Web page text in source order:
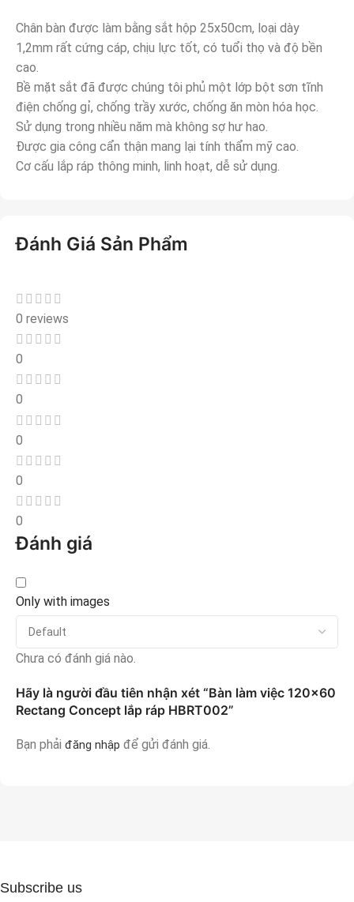
Chân bàn được làm bằng sắt hộp 25x50cm, loại dày
1,2mm rất cứng cáp, chịu lực tốt, có tuổi thọ và độ bền
cao.
Bề mặt sắt đã được chúng tôi phủ một lớp bột sơn tĩnh
điện chống gỉ, chống trầy xước, chống ăn mòn hóa học.
Sử dụng trong nhiều năm mà không sợ hư hao.
Được gia công cẩn thận mang lại tính thẩm mỹ cao.
Cơ cấu lắp ráp thông minh, linh hoạt, dễ sử dụng.
Đánh Giá Sản Phẩm
0 reviews
0
0
0
0
0
Đánh giá
Only with images
Chưa có đánh giá nào.
Hãy là người đầu tiên nhận xét “Bàn làm việc 120×60
Rectang Concept lắp ráp HBRT002”
Bạn phải đăng nhập để gửi đánh giá.
Subscribe us